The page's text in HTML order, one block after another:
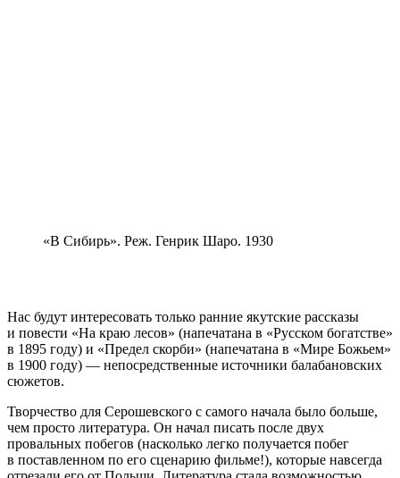
«В Сибирь». Реж. Генрик Шаро. 1930
Нас будут интересовать только ранние якутские рассказы
и повести «На краю лесов» (напечатана в «Русском богатстве»
в 1895 году) и «Предел скорби» (напечатана в «Мире Божьем»
в 1900 году) — непосредственные источники балабановских
сюжетов.
Творчество для Серошевского с самого начала было больше,
чем просто литература. Он начал писать после двух
провальных побегов (насколько легко получается побег
в поставленном по его сценарию фильме!), которые навсегда